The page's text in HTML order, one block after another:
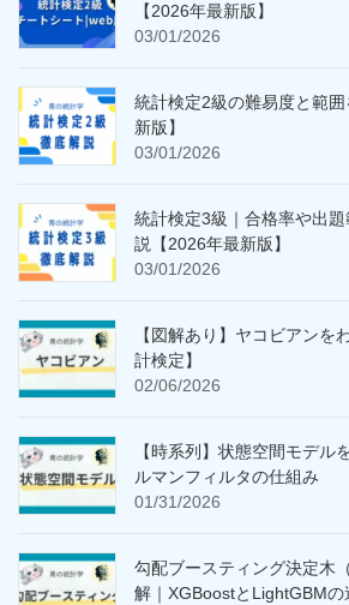
【2026年最新版】
03/01/2026
統計検定2級の難易度と範
新版】
03/01/2026
統計検定3級｜合格率や出
説【2026年最新版】
03/01/2026
【図解あり】ヤコビアンを
計検定】
02/06/2026
【時系列】状態空間モデル
ルマンフィルタの仕組み
01/31/2026
勾配ブースティング決定木
解｜XGBoostとLightGBMの